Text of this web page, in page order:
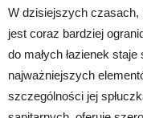
W dzisiejszych
jest coraz bardziej
do małych łazienek
najważniejszych
szczególności jej